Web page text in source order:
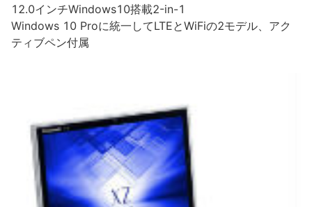
12.0インチWindows10搭載2-in-1
Windows 10 Proに統一してLTEとWiFiの2モデル、アク
ティブペン付属